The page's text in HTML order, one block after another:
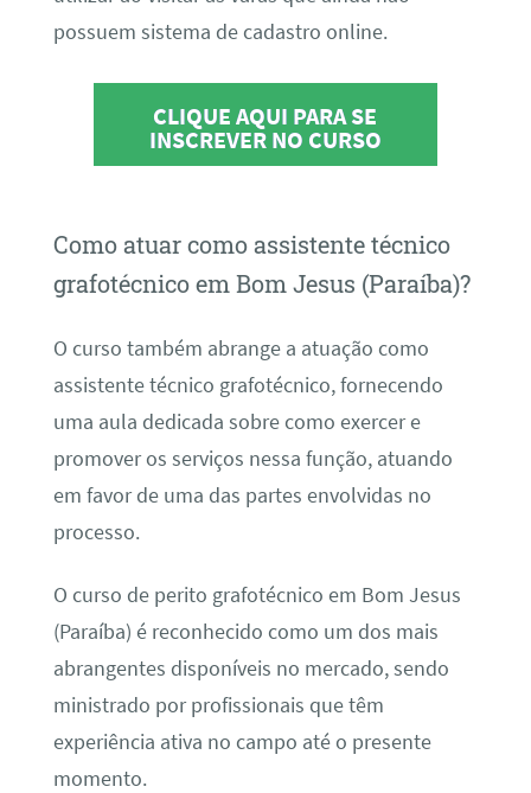
possuem sistema de cadastro online.
CLIQUE AQUI PARA SE
INSCREVER NO CURSO
Como atuar como assistente técnico
grafotécnico em Bom Jesus (Paraíba)?
O curso também abrange a atuação como
assistente técnico grafotécnico, fornecendo
uma aula dedicada sobre como exercer e
promover os serviços nessa função, atuando
em favor de uma das partes envolvidas no
processo.
O curso de perito grafotécnico em Bom Jesus
(Paraíba) é reconhecido como um dos mais
abrangentes disponíveis no mercado, sendo
ministrado por profissionais que têm
experiência ativa no campo até o presente
momento.